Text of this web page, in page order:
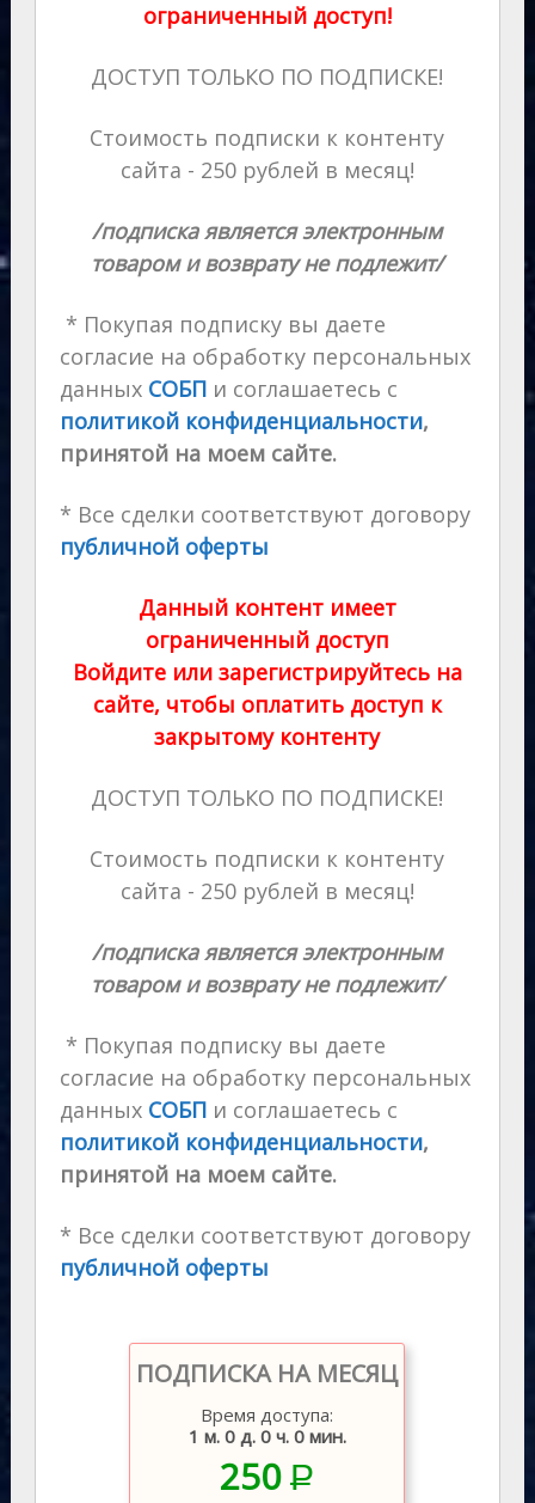
ограниченный доступ!
ДОСТУП ТОЛЬКО ПО ПОДПИСКЕ!
Стоимость подписки к контенту
сайта - 250 рублей в месяц!
/подписка является электронным
товаром и возврату не подлежит/
* Покупая подписку вы даете
согласие на обработку персональных
данных СОБП и соглашаетесь с
политикой конфиденциальности,
принятой на моем сайте.
* Все сделки соответствуют договору
публичной оферты
Данный контент имеет
ограниченный доступ
Войдите или зарегистрируйтесь на
сайте, чтобы оплатить доступ к
закрытому контенту
ДОСТУП ТОЛЬКО ПО ПОДПИСКЕ!
Стоимость подписки к контенту
сайта - 250 рублей в месяц!
/подписка является электронным
товаром и возврату не подлежит/
* Покупая подписку вы даете
согласие на обработку персональных
данных СОБП и соглашаетесь с
политикой конфиденциальности,
принятой на моем сайте.
* Все сделки соответствуют договору
публичной оферты
ПОДПИСКА НА МЕСЯЦ
Время доступа:
1 м. 0 д. 0 ч. 0 мин.
250P
–